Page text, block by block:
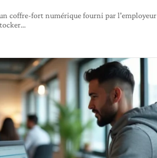
coffre-fort numérique fourni par l'employeur
…